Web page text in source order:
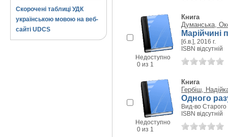
Скорочені таблиці УДК
українською мовою на веб-
сайті UDCS
Недоступно
0 из 1
Книга
Думанська,
Марійчині
[б.в.], 2016 г.
ISBN відсутній
Недоступно
0 из 1
Книга
Гербіш,
Одного
Вид-во Старого
ISBN відсутній